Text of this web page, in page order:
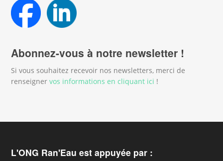
Abonnez-vous à notre newsletter !
Si vous souhaitez recevoir nos newsletters, merci de
renseignervos informations en cliquant ici !
L'ONG Ran'Eau est appuyée par :